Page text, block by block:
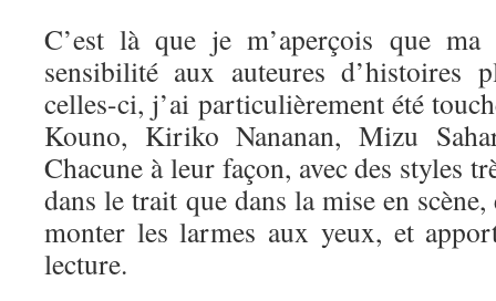
C’est là que je m’aperçois que
sensibilité aux auteures d’histoires
celles-ci, j’ai particulièrement été
Kouno, Kiriko Nananan, Mizu
Chacune à leur façon, avec des styles
dans le trait que dans la mise en
monter les larmes aux yeux, et
lecture.